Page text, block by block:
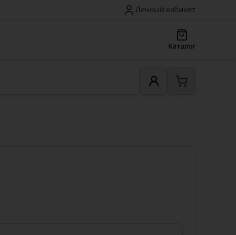
Личный кабинет
Каталог